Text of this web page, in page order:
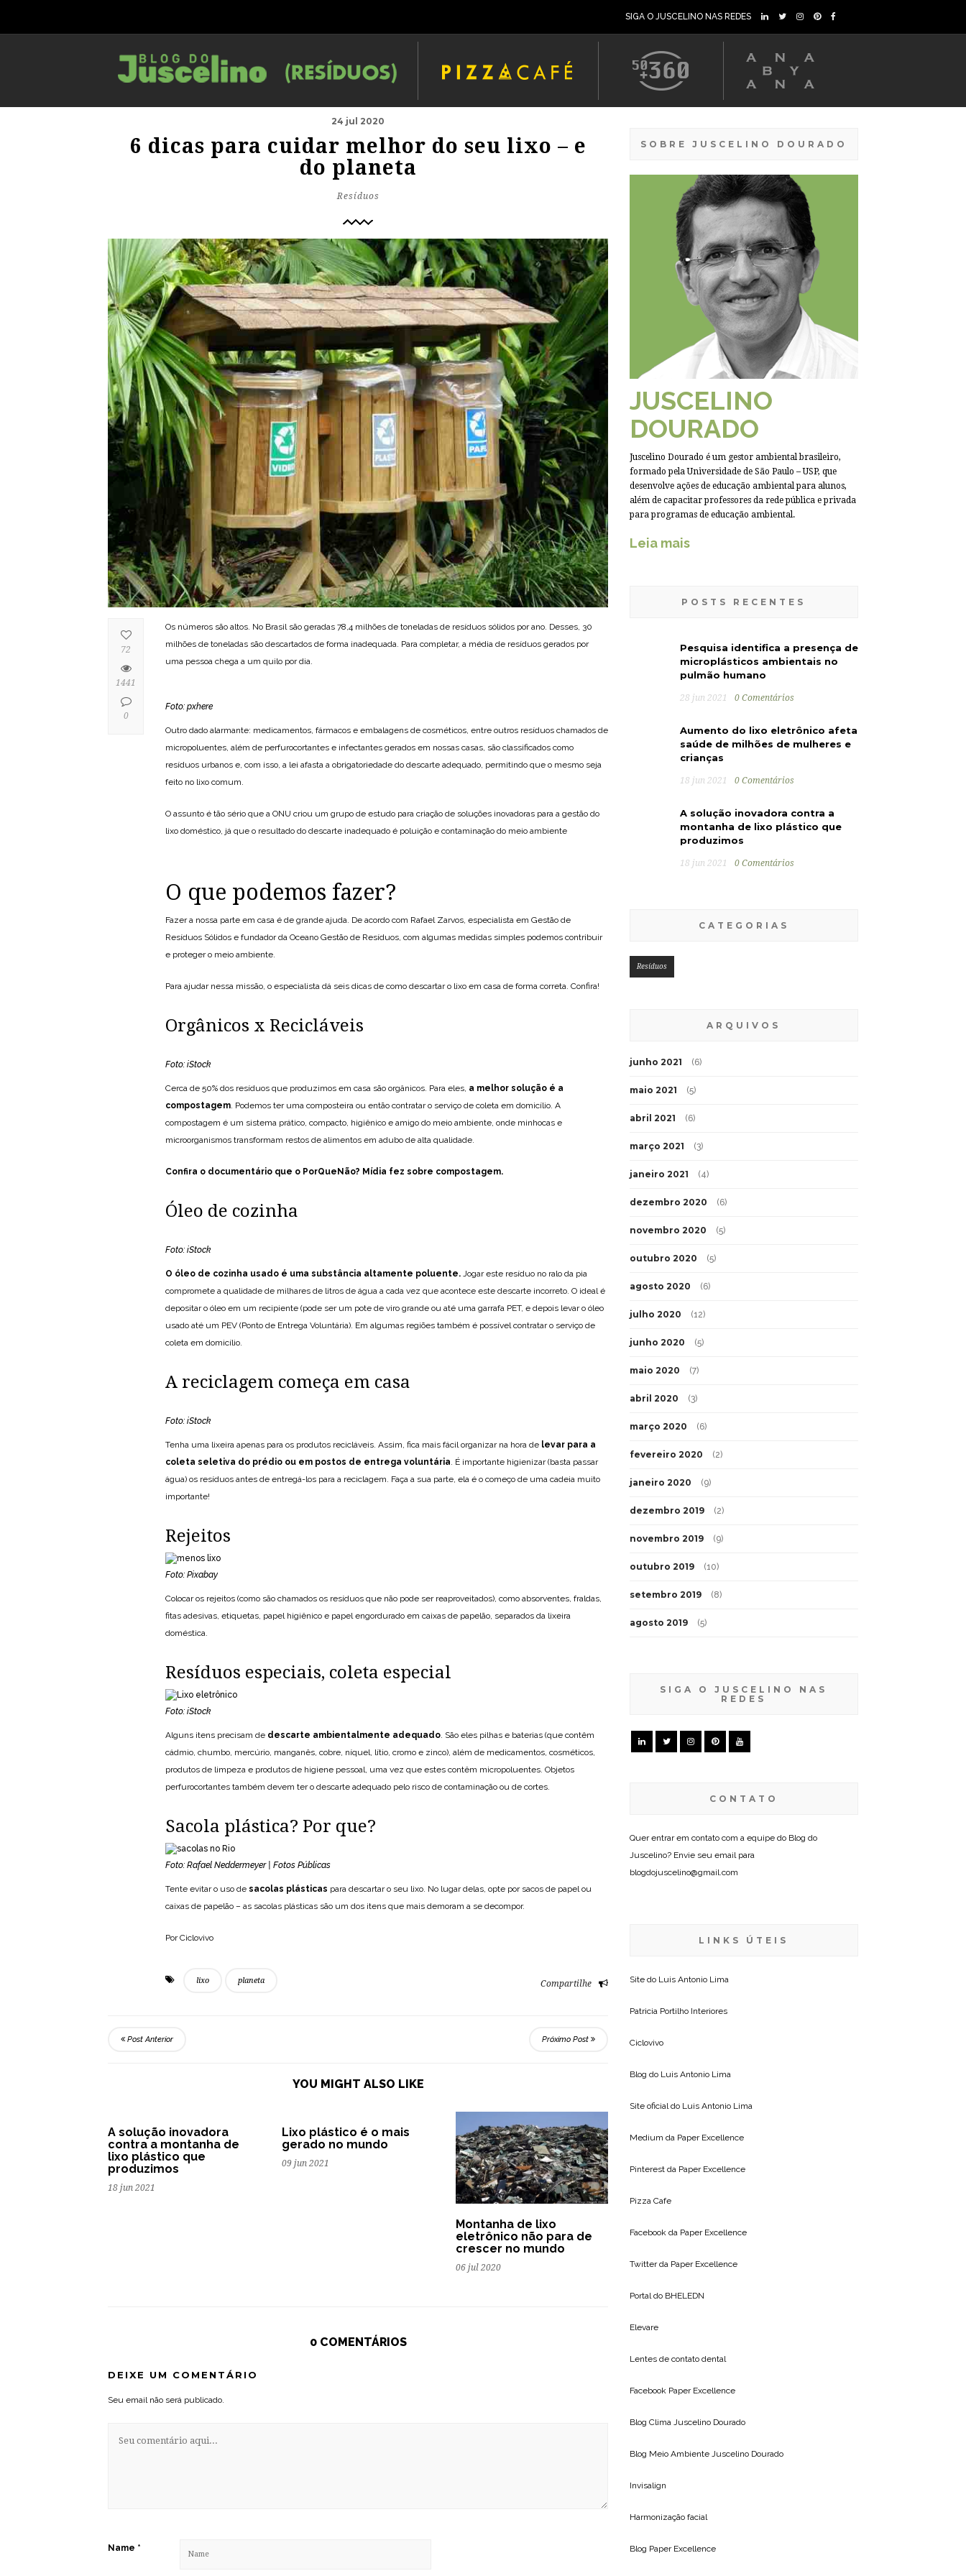
SIGA O JUSCELINO NAS REDES
24 jul 2020
6 dicas para cuidar melhor do seu lixo – e
do planeta
Resíduos
Os números são altos. No Brasil são geradas 78,4 milhões de toneladas de resíduos sólidos por ano. Desses, 30
milhões de toneladas são descartados de forma inadequada. Para completar, a média de resíduos gerados por
uma pessoa chega a um quilo por dia.
Foto: pxhere
Outro dado alarmante: medicamentos, fármacos e embalagens de cosméticos, entre outros resíduos chamados de
micropoluentes, além de perfurocortantes e infectantes gerados em nossas casas, são classificados como
resíduos urbanos e, com isso, a lei afasta a obrigatoriedade do descarte adequado, permitindo que o mesmo seja
feito no lixo comum.
O assunto é tão sério que a ONU criou um grupo de estudo para criação de soluções inovadoras para a gestão do
lixo doméstico, já que o resultado do descarte inadequado é poluição e contaminação do meio ambiente
O que podemos fazer?
Fazer a nossa parte em casa é de grande ajuda. De acordo com Rafael Zarvos, especialista em Gestão de
Resíduos Sólidos e fundador da Oceano Gestão de Resíduos, com algumas medidas simples podemos contribuir
e proteger o meio ambiente.
Para ajudar nessa missão, o especialista dá seis dicas de como descartar o lixo em casa de forma correta. Confira!
Orgânicos x Recicláveis
Foto: iStock
Cerca de 50% dos resíduos que produzimos em casa são orgânicos. Para eles, a melhor solução é a
compostagem. Podemos ter uma composteira ou então contratar o serviço de coleta em domicílio. A
compostagem é um sistema prático, compacto, higiênico e amigo do meio ambiente, onde minhocas e
microorganismos transformam restos de alimentos em adubo de alta qualidade.
Confira o documentário que o PorQueNão? Mídia fez sobre compostagem.
Óleo de cozinha
Foto: iStock
O óleo de cozinha usado é uma substância altamente poluente. Jogar este resíduo no ralo da pia
compromete a qualidade de milhares de litros de água a cada vez que acontece este descarte incorreto. O ideal é
depositar o óleo em um recipiente (pode ser um pote de viro grande ou até uma garrafa PET, e depois levar o óleo
usado até um PEV (Ponto de Entrega Voluntária). Em algumas regiões também é possível contratar o serviço de
coleta em domicílio.
A reciclagem começa em casa
Foto: iStock
Tenha uma lixeira apenas para os produtos recicláveis. Assim, fica mais fácil organizar na hora de levar para a
coleta seletiva do prédio ou em postos de entrega voluntária. É importante higienizar (basta passar
água) os resíduos antes de entregá-los para a reciclagem. Faça a sua parte, ela é o começo de uma cadeia muito
importante!
Rejeitos
Foto: Pixabay
Colocar os rejeitos (como são chamados os resíduos que não pode ser reaproveitados), como absorventes, fraldas,
fitas adesivas, etiquetas, papel higiênico e papel engordurado em caixas de papelão, separados da lixeira
doméstica.
Resíduos especiais, coleta especial
Foto: iStock
Alguns itens precisam de descarte ambientalmente adequado. São eles pilhas e baterias (que contêm
cádmio, chumbo, mercúrio, manganês, cobre, níquel, lítio, cromo e zinco), além de medicamentos, cosméticos,
produtos de limpeza e produtos de higiene pessoal, uma vez que estes contêm micropoluentes. Objetos
perfurocortantes também devem ter o descarte adequado pelo risco de contaminação ou de cortes.
Sacola plástica? Por que?
Foto: Rafael Neddermeyer | Fotos Públicas
Tente evitar o uso de sacolas plásticas para descartar o seu lixo. No lugar delas, opte por sacos de papel ou
caixas de papelão – as sacolas plásticas são um dos itens que mais demoram a se decompor.
Por Ciclovivo
lixo planeta Compartilhe
72
1441
0
Post Anterior Próximo Post
YOU MIGHT ALSO LIKE
A solução inovadora
contra a montanha de
lixo plástico que
produzimos
18 jun 2021
Lixo plástico é o mais
gerado no mundo
09 jun 2021
Montanha de lixo
eletrônico não para de
crescer no mundo
06 jul 2020
0 COMENTÁRIOS
DEIXE UM COMENTÁRIO
Seu email não será publicado.
Name *
SOBRE JUSCELINO DOURADO
JUSCELINO
DOURADO
Juscelino Dourado é um gestor ambiental brasileiro,
formado pela Universidade de São Paulo – USP, que
desenvolve ações de educação ambiental para alunos,
além de capacitar professores da rede pública e privada
para programas de educação ambiental.
Leia mais
POSTS RECENTES
Pesquisa identifica a presença de
microplásticos ambientais no
pulmão humano
28 jun 2021 0 Comentários
Aumento do lixo eletrônico afeta
saúde de milhões de mulheres e
crianças
18 jun 2021 0 Comentários
A solução inovadora contra a
montanha de lixo plástico que
produzimos
18 jun 2021 0 Comentários
CATEGORIAS
Resíduos
ARQUIVOS
junho 2021 (6)
maio 2021 (5)
abril 2021 (6)
março 2021 (3)
janeiro 2021 (4)
dezembro 2020 (6)
novembro 2020 (5)
outubro 2020 (5)
agosto 2020 (6)
julho 2020 (12)
junho 2020 (5)
maio 2020 (7)
abril 2020 (3)
março 2020 (6)
fevereiro 2020 (2)
janeiro 2020 (9)
dezembro 2019 (2)
novembro 2019 (9)
outubro 2019 (10)
setembro 2019 (8)
agosto 2019 (5)
SIGA O JUSCELINO NAS
REDES
CONTATO
Quer entrar em contato com a equipe do Blog do
Juscelino? Envie seu email para
blogdojuscelino@gmail.com
LINKS ÚTEIS
Site do Luis Antonio Lima
Patricia Portilho Interiores
Ciclovivo
Blog do Luis Antonio Lima
Site oficial do Luis Antonio Lima
Medium da Paper Excellence
Pinterest da Paper Excellence
Pizza Cafe
Facebook da Paper Excellence
Twitter da Paper Excellence
Portal do BHELEDN
Elevare
Lentes de contato dental
Facebook Paper Excellence
Blog Clima Juscelino Dourado
Blog Meio Ambiente Juscelino Dourado
Invisalign
Harmonização facial
Blog Paper Excellence